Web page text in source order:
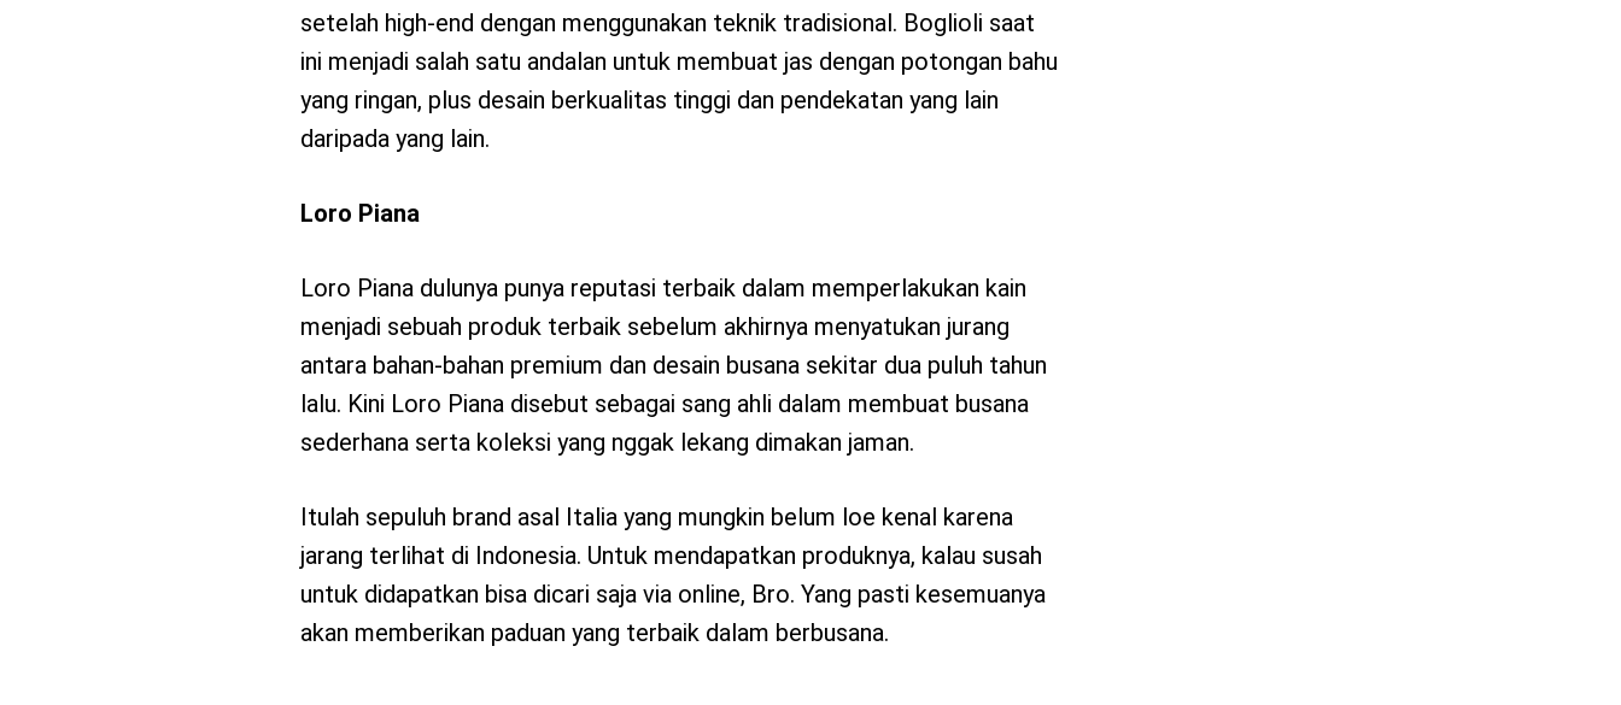
setelah high-end dengan menggunakan teknik tradisional. Boglioli saat
ini menjadi salah satu andalan untuk membuat jas dengan potongan bahu
yang ringan, plus desain berkualitas tinggi dan pendekatan yang lain
daripada yang lain.
Loro Piana
Loro Piana dulunya punya reputasi terbaik dalam memperlakukan kain
menjadi sebuah produk terbaik sebelum akhirnya menyatukan jurang
antara bahan-bahan premium dan desain busana sekitar dua puluh tahun
lalu. Kini Loro Piana disebut sebagai sang ahli dalam membuat busana
sederhana serta koleksi yang nggak lekang dimakan jaman.
Itulah sepuluh brand asal Italia yang mungkin belum loe kenal karena
jarang terlihat di Indonesia. Untuk mendapatkan produknya, kalau susah
untuk didapatkan bisa dicari saja via online, Bro. Yang pasti kesemuanya
akan memberikan paduan yang terbaik dalam berbusana.